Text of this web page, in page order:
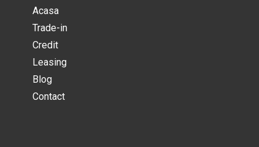
Acasa
Trade-in
Credit
Leasing
Blog
Contact